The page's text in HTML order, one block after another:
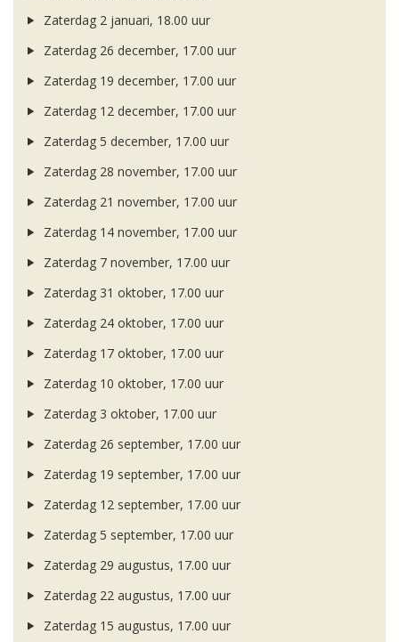
Zaterdag 2 januari, 18.00 uur
Zaterdag 26 december, 17.00 uur
Zaterdag 19 december, 17.00 uur
Zaterdag 12 december, 17.00 uur
Zaterdag 5 december, 17.00 uur
Zaterdag 28 november, 17.00 uur
Zaterdag 21 november, 17.00 uur
Zaterdag 14 november, 17.00 uur
Zaterdag 7 november, 17.00 uur
Zaterdag 31 oktober, 17.00 uur
Zaterdag 24 oktober, 17.00 uur
Zaterdag 17 oktober, 17.00 uur
Zaterdag 10 oktober, 17.00 uur
Zaterdag 3 oktober, 17.00 uur
Zaterdag 26 september, 17.00 uur
Zaterdag 19 september, 17.00 uur
Zaterdag 12 september, 17.00 uur
Zaterdag 5 september, 17.00 uur
Zaterdag 29 augustus, 17.00 uur
Zaterdag 22 augustus, 17.00 uur
Zaterdag 15 augustus, 17.00 uur